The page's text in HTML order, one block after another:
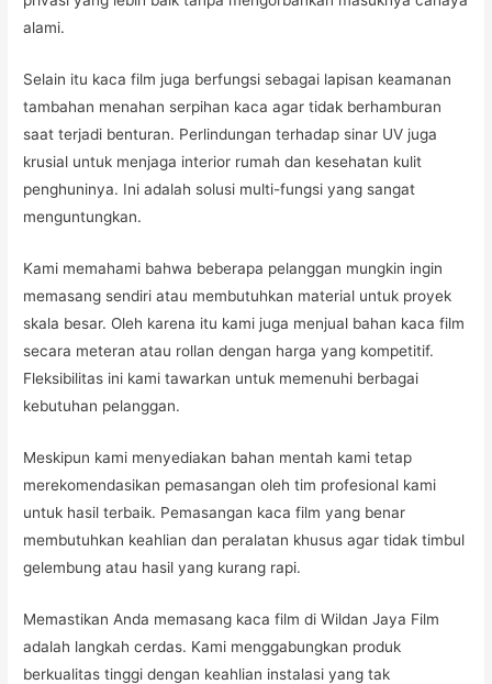
alami.
Selain itu kaca film juga berfungsi sebagai lapisan keamanan
tambahan menahan serpihan kaca agar tidak berhamburan
saat terjadi benturan. Perlindungan terhadap sinar UV juga
krusial untuk menjaga interior rumah dan kesehatan kulit
penghuninya. Ini adalah solusi multi-fungsi yang sangat
menguntungkan.
Kami memahami bahwa beberapa pelanggan mungkin ingin
memasang sendiri atau membutuhkan material untuk proyek
skala besar. Oleh karena itu kami juga menjual bahan kaca film
secara meteran atau rollan dengan harga yang kompetitif.
Fleksibilitas ini kami tawarkan untuk memenuhi berbagai
kebutuhan pelanggan.
Meskipun kami menyediakan bahan mentah kami tetap
merekomendasikan pemasangan oleh tim profesional kami
untuk hasil terbaik. Pemasangan kaca film yang benar
membutuhkan keahlian dan peralatan khusus agar tidak timbul
gelembung atau hasil yang kurang rapi.
Memastikan Anda memasang kaca film di Wildan Jaya Film
adalah langkah cerdas. Kami menggabungkan produk
berkualitas tinggi dengan keahlian instalasi yang tak